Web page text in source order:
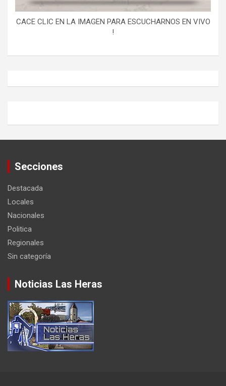
CACE CLIC EN LA IMAGEN PARA ESCUCHARNOS EN VIVO
!
Secciones
Destacada
Locales
Nacionales
Politica
Regionales
Sin categoría
Noticias Las Heras